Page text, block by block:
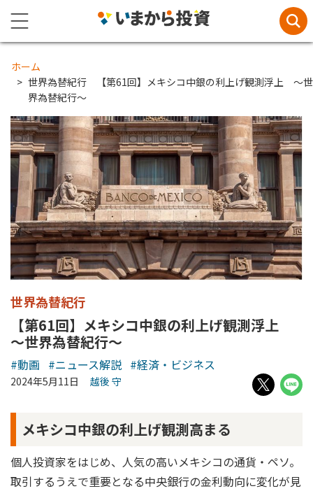
ホーム
世界為替紀行 【第61回】メキシコ中銀の利上げ観測浮上 ～世
界為替紀行～
世界為替紀行
【第61回】メキシコ中銀の利上げ観測浮上
～世界為替紀行～
#動画 #ニュース解説 #経済・ビジネス
2024年5月11日 越後 守
メキシコ中銀の利上げ観測高まる
個人投資家をはじめ、人気の高いメキシコの通貨・ペソ。
取引するうえで重要となる中央銀行の金利動向に変化が見